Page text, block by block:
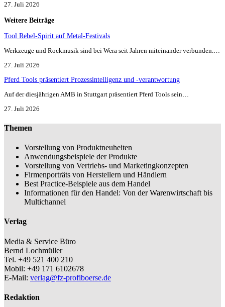
27. Juli 2026
Weitere Beiträge
Tool Rebel-Spirit auf Metal-Festivals
Werkzeuge und Rockmusik sind bei Wera seit Jahren miteinander verbunden.…
27. Juli 2026
Pferd Tools präsentiert Prozessintelligenz und -verantwortung
Auf der diesjährigen AMB in Stuttgart präsentiert Pferd Tools sein…
27. Juli 2026
Themen
Vorstellung von Produktneuheiten
Anwendungsbeispiele der Produkte
Vorstellung von Vertriebs- und Marketingkonzepten
Firmenporträts von Herstellern und Händlern
Best Practice-Beispiele aus dem Handel
Informationen für den Handel: Von der Warenwirtschaft bis
Multichannel
Verlag
Media & Service Büro
Bernd Lochmüller
Tel. +49 521 400 210
Mobil: +49 171 6102678
E-Mail: verlag@fz-profiboerse.de
Redaktion